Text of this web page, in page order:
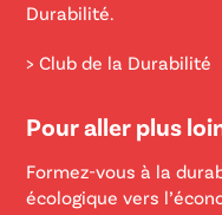
Durabilité.
> Club de la Durabilité
Pour aller plus
Formez-vous à la
écologique vers